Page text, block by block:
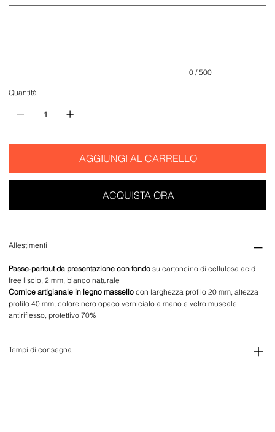
0 / 500
Quantità
AGGIUNGI AL CARRELLO
ACQUISTA ORA
Allestimenti
Passe-partout da presentazione con fondo su cartoncino di cellulosa acid
free liscio, 2 mm, bianco naturale
Cornice artigianale in legno massello con larghezza profilo 20 mm, altezza
profilo 40 mm, colore nero opaco verniciato a mano e vetro museale
antiriflesso, protettivo 70%
Tempi di consegna